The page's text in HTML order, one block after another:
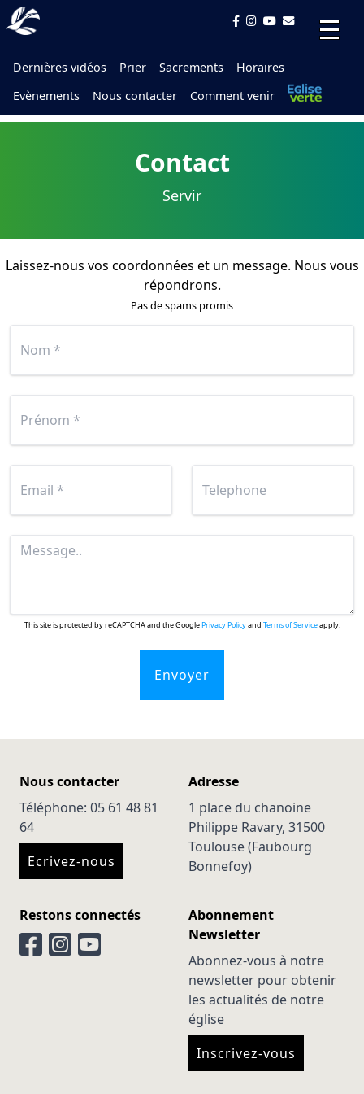
Dernières vidéos Prier Sacrements
Horaires
Evènements
Nous contacter Comment venir
Contact
Servir
Laissez-nous vos coordonnées et un message. Nous vous
répondrons.
Pas de spams promis
This site is protected by reCAPTCHA and the GooglePrivacy Policyand Terms of Serviceapply.
Envoyer
Nous contacter
Téléphone: 05 61 48 81
64
Ecrivez-nous
Adresse
1 place du chanoine
Philippe Ravary, 31500
Toulouse (Faubourg
Bonnefoy)
Restons connectés
Abonnement
Newsletter
Abonnez-vous à notre
newsletter pour obtenir
les actualités de notre
église
Inscrivez-vous